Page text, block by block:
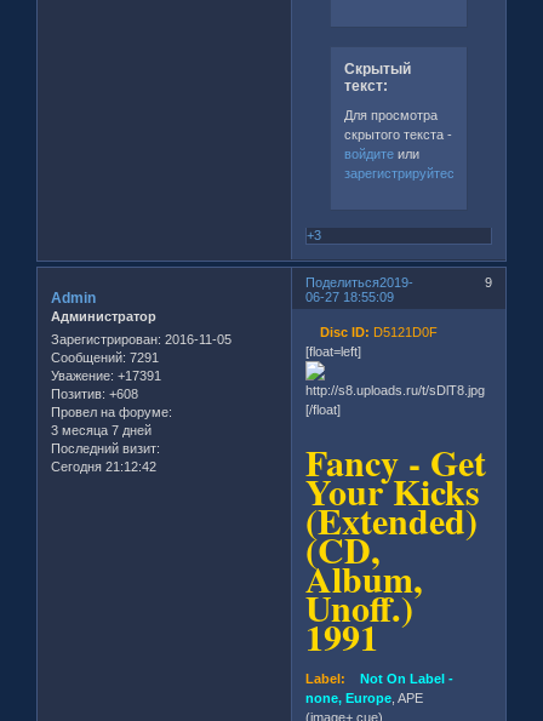
Скрытый
текст:
Для просмотра
скрытого текста -
войдитеили
зарегистрируйтесь
+3
Поделиться 9
2019-
06-27 18:55:09
Admin
Администратор
Зарегистрирован: 2016-11-05
Сообщений: 7291
Уважение: +17391
Позитив: +608
Провел на форуме:
3 месяца 7 дней
Последний визит:
Сегодня 21:12:42
Disc ID: D5121D0F
[float=left]
[/float]
Fancy - Get
Your Kicks
(Extended)
(CD,
Album,
Unoff.)
1991
Label: Not On Label -
none, Europe, APE
(image+.cue)